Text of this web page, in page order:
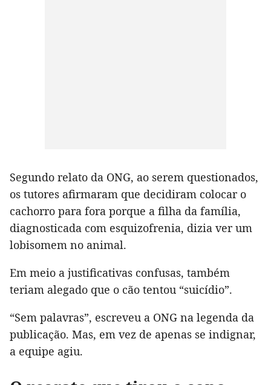
Segundo relato da ONG, ao serem questionados,
os tutores afirmaram que decidiram colocar o
cachorro para fora porque a filha da família,
diagnosticada com esquizofrenia, dizia ver um
lobisomem no animal.
Em meio a justificativas confusas, também
teriam alegado que o cão tentou “suicídio”.
“Sem palavras”, escreveu a ONG na legenda da
publicação. Mas, em vez de apenas se indignar,
a equipe agiu.